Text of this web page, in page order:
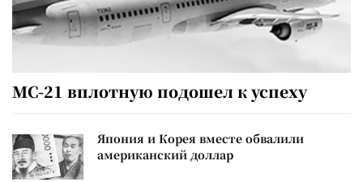
МС-21 вплотную подошел к успеху
Япония и Корея вместе обвалили
американский доллар